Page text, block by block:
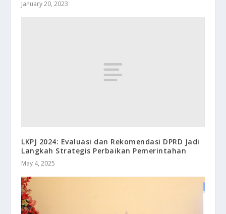
January 20, 2023
LKPJ 2024: Evaluasi dan Rekomendasi DPRD Jadi
Langkah Strategis Perbaikan Pemerintahan
May 4, 2025